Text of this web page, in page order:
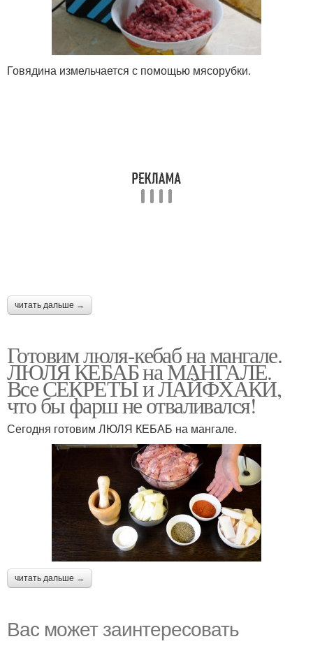
Говядина измельчается с помощью мясорубки.
читать дальше →
Готовим люля-кебаб на мангале.
ЛЮЛЯ КЕБАБ на МАНГАЛЕ.
Все СЕКРЕТЫ и ЛАЙФХАКИ,
что бы фарш не отваливался!
Сегодня готовим ЛЮЛЯ КЕБАБ на мангале.
читать дальше →
Вас может заинтересовать